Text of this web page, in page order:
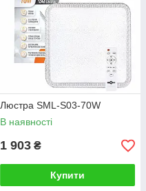
Люстра SML-S03-70W
В наявності
1 903 ₴
Купити